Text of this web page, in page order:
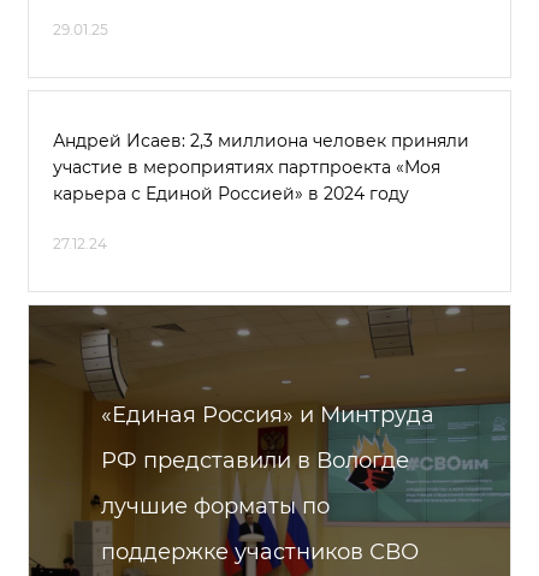
29.01.25
Андрей Исаев: 2,3 миллиона человек приняли
участие в мероприятиях партпроекта «Моя
карьера с Единой Россией» в 2024 году
27.12.24
«Единая Россия» и Минтруда
РФ представили в Вологде
лучшие форматы по
поддержке участников СВО